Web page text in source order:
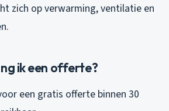
zich op verwarming, ventilatie en
ik een offerte?
een gratis offerte binnen 30